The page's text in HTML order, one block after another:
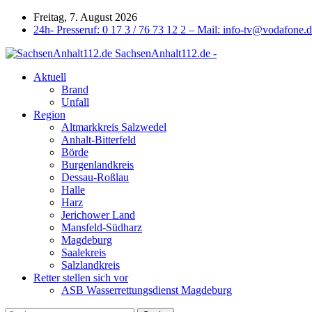
Freitag, 7. August 2026
24h- Presseruf: 0 17 3 / 76 73 12 2 – Mail: info-
SachsenAnhalt112.de -
Aktuell
Brand
Unfall
Region
Altmarkkreis Salzwedel
Anhalt-Bitterfeld
Börde
Burgenlandkreis
Dessau-Roßlau
Halle
Harz
Jerichower Land
Mansfeld-Südharz
Magdeburg
Saalekreis
Salzlandkreis
Retter stellen sich vor
ASB Wasserrettungsdienst Magdeburg